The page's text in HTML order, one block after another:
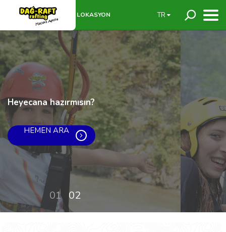
TR
LOKASYON
Heyecana hazırmısın?
HEMEN ARA
01 02